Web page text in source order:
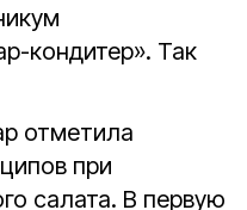
кондитер». Так
отметила
при
салата. В первую